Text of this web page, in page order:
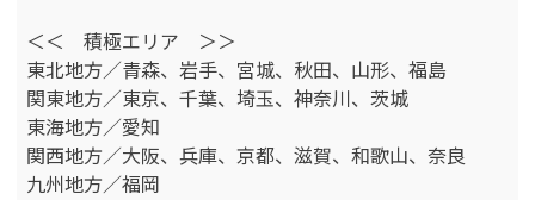
＜＜ 積極エリア ＞＞
東北地方／青森、岩手、宮城、秋田、山形、福島
関東地方／東京、千葉、埼玉、神奈川、茨城
東海地方／愛知
関西地方／大阪、兵庫、京都、滋賀、和歌山、奈良
九州地方／福岡